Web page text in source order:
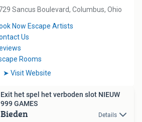
Exit het spel het verboden slot NIEUW
999 GAMES
Bieden Details